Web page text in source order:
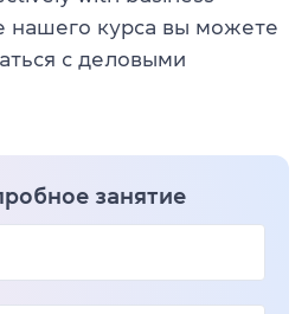
курса вы можете
с деловыми
занятие